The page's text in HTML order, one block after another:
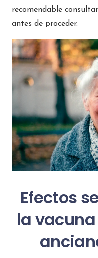
recomendable
antes de proceder.
Efectos
la